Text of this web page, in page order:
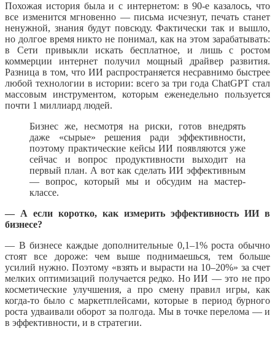
Похожая история была и с интернетом: в 90-е казалось, что
все изменится мгновенно — письма исчезнут, печать станет
ненужной, знания будут повсюду. Фактически так и вышло,
но долгое время никто не понимал, как на этом зарабатывать:
в Сети привыкли искать бесплатное, и лишь с ростом
коммерции интернет получил мощный драйвер развития.
Разница в том, что ИИ распространяется несравнимо быстрее
любой технологии в истории: всего за три года ChatGPT стал
массовым инструментом, которым еженедельно пользуется
почти 1 миллиард людей.
Бизнес же, несмотря на риски, готов внедрять
даже «сырые» решения ради эффективности,
поэтому практические кейсы ИИ появляются уже
сейчас и вопрос продуктивности выходит на
первый план. А вот как сделать ИИ эффективным
— вопрос, который мы и обсудим на мастер-
классе.
— А если коротко, как измерить эффективность ИИ в
бизнесе?
— В бизнесе каждые дополнительные 0,1–1% роста обычно
стоят все дороже: чем выше поднимаешься, тем больше
усилий нужно. Поэтому «взять и вырасти на 10–20%» за счет
мелких оптимизаций получается редко. Но ИИ — это не про
косметические улучшения, а про смену правил игры, как
когда-то было с маркетплейсами, которые в период бурного
роста удваивали оборот за полгода. Мы в точке перелома — и
в эффективности, и в стратегии.